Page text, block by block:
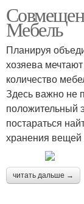
Мебель
Планируя
хозяева
количество
Здесь важно не
положительный
постараться
хранения
читать дальше →